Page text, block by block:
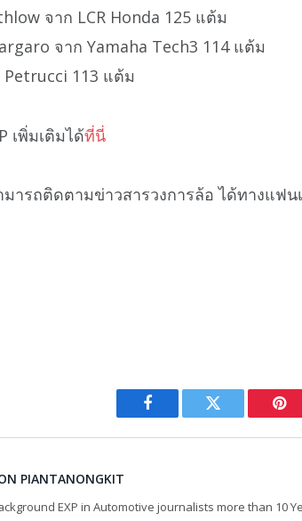
จาก LCR Honda 125 แต้ม
จาก Yamaha Tech3 114 แต้ม
113 แต้ม
เพิ่มเติมได้ที่นี่
ารถติดตามข่าวสารวงการล้อ ได้ทางแฟน
Facebook Twitter
PIANTANONGKIT
EXP in Automotive journalists more than 10